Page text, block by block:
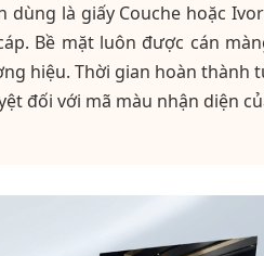
dùng là giấy Couche hoặc
Bề mặt luôn được cán
hiệu. Thời gian hoàn thành
đối với mã màu nhận diện